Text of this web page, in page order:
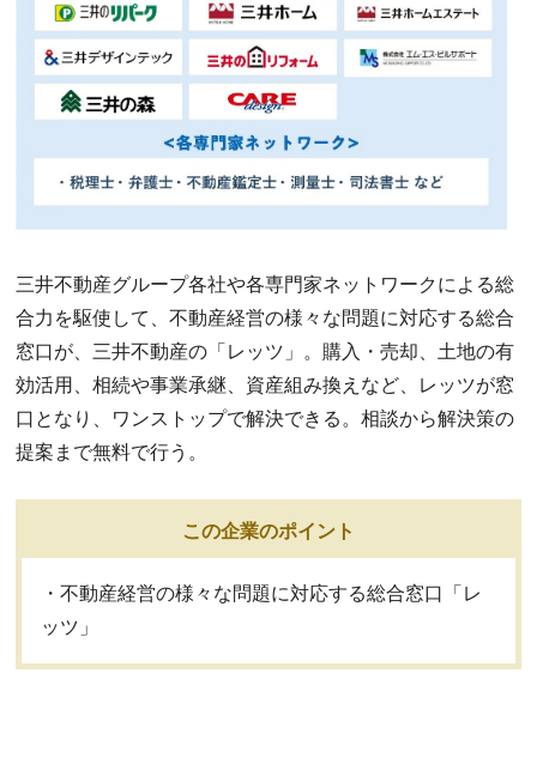
三井不動産グループ各社や各専門家ネットワークによる総
合力を駆使して、不動産経営の様々な問題に対応する総合
窓口が、三井不動産の「レッツ」。購入・売却、土地の有
効活用、相続や事業承継、資産組み換えなど、レッツが窓
口となり、ワンストップで解決できる。相談から解決策の
提案まで無料で行う。
この企業のポイント
・不動産経営の様々な問題に対応する総合窓口「レ
ッツ」